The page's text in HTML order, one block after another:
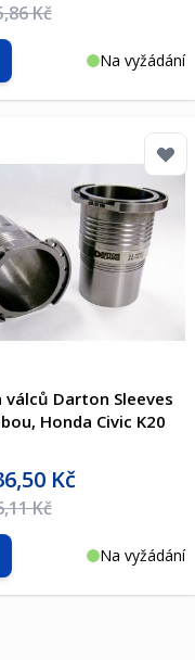
Kč
Na vyžádání
do košíku
válců Darton Sleeves
Honda Civic K20
Kč
Kč
Na vyžádání
do košíku